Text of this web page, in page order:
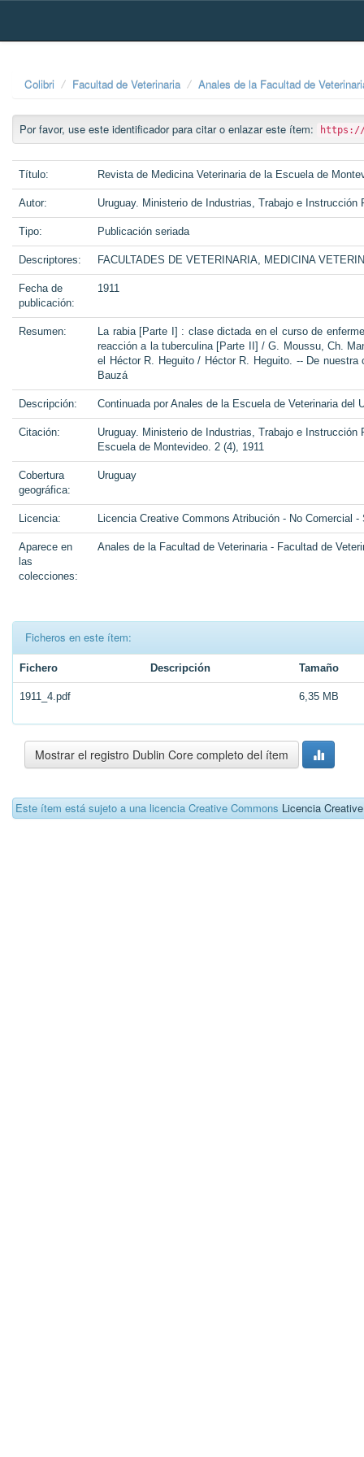
Skip
Colibri Facultad de Veterinaria Anales de la Facultad de
Por favor, use este identificador para citar o enlazar este ítem: https://
Título: Revista de Medicina Veterinaria de la Escuela de
Autor: Uruguay. Ministerio de Industrias, Trabajo e
Tipo: Publicación seriada
Descriptores: FACULTADES DE VETERINARIA, MEDICINA
Fecha de
publicación:
1911
Resumen:
La rabia [Parte I] : clase dictada en el curso de
reacción a la tuberculina [Parte II] / G. Moussu, Ch.
el Héctor R. Heguito / Héctor R. Heguito. -- De
Bauzá
Descripción: Continuada por Anales de la Escuela de Veterinaria del
Citación:
Uruguay. Ministerio de Industrias, Trabajo e
Escuela de Montevideo. 2 (4), 1911
Cobertura
geográfica:
Uruguay
Licencia: Licencia Creative Commons Atribución - No Comercial
Aparece en
las
colecciones:
Anales de la Facultad de Veterinaria - Facultad de
Ficheros en este ítem:
Fichero Descripción Tamaño
1911_4.pdf 6,35 MB
Mostrar el registro Dublin Core completo del ítem
Este ítem está sujeto a una licencia Creative Commons Licencia